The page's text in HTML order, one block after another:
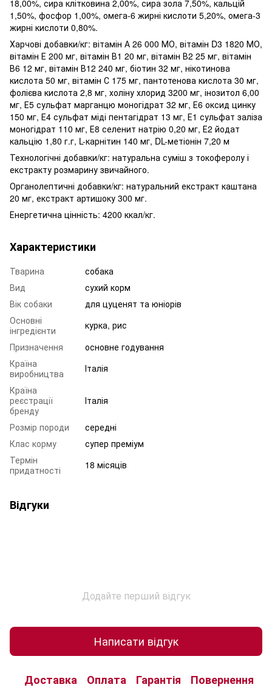
18,00%, сира клітковина 2,00%, сира зола 7,50%, кальцій
1,50%, фосфор 1,00%, омега-6 жирні кислоти 5,20%, омега-3
жирні кислоти 0,80%.
Харчові добавки/кг: вітамін А 26 000 МО, вітамін D3 1820 МО,
вітамін Е 200 мг, вітамін В1 20 мг, вітамін В2 25 мг, вітамін
В6 12 мг, вітамін В12 240 мг, біотин 32 мг, нікотинова
кислота 50 мг, вітамін С 175 мг, пантотенова кислота 30 мг,
фолієва кислота 2,8 мг, холіну хлорид 3200 мг, інозитол 6,00
мг, Е5 сульфат марганцю моногідрат 32 мг, Е6 оксид цинку
150 мг, Е4 сульфат міді пентагідрат 13 мг, Е1 сульфат заліза
моногідрат 110 мг, Е8 селенит натрію 0,20 мг, Е2 йодат
кальцію 1,80 г.г, L-карнітин 140 мг, DL-метіонін 7,20 м
Технологічні добавки/кг: натуральна суміш з токоферолу і
екстракту розмарину звичайного.
Органолептичні добавки/кг: натуральний екстракт каштана
20 мг, екстракт артишоку 300 мг.
Енергетична цінність: 4200 ккал/кг.
Характеристики
Тварина
собака
Вид
сухий корм
Вік собаки
для цуценят та юніорів
Основні
інгредієнти
курка, рис
Призначення
основне годування
Країна
виробництва
Італія
Країна
реєстрації
бренду
Італія
Розмір породи
середні
Клас корму
супер преміум
Термін
придатності
18 місяців
Відгуки
Додайте перший відгук
Написати відгук
Доставка Оплата Гарантія Повернення